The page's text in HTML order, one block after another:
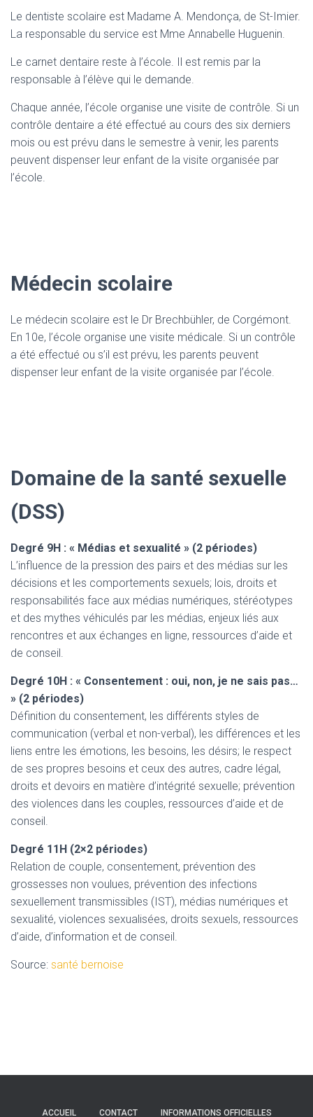
Le dentiste scolaire est Madame A. Mendonça, de St-Imier.
La responsable du service est Mme Annabelle Huguenin.
Le carnet dentaire reste à l’école. Il est remis par la
responsable à l’élève qui le demande.
Chaque année, l’école organise une visite de contrôle. Si un
contrôle dentaire a été effectué au cours des six derniers
mois ou est prévu dans le semestre à venir, les parents
peuvent dispenser leur enfant de la visite organisée par
l’école.
Médecin scolaire
Le médecin scolaire est le Dr Brechbühler, de Corgémont.
En 10e, l’école organise une visite médicale. Si un contrôle
a été effectué ou s’il est prévu, les parents peuvent
dispenser leur enfant de la visite organisée par l’école.
Domaine de la santé sexuelle
(DSS)
Degré 9H : « Médias et sexualité » (2 périodes)
L’influence de la pression des pairs et des médias sur les
décisions et les comportements sexuels; lois, droits et
responsabilités face aux médias numériques, stéréotypes
et des mythes véhiculés par les médias, enjeux liés aux
rencontres et aux échanges en ligne, ressources d’aide et
de conseil.
Degré 10H : « Consentement : oui, non, je ne sais pas…
» (2 périodes)
Définition du consentement, les différents styles de
communication (verbal et non-verbal), les différences et les
liens entre les émotions, les besoins, les désirs; le respect
de ses propres besoins et ceux des autres, cadre légal,
droits et devoirs en matière d’intégrité sexuelle; prévention
des violences dans les couples, ressources d’aide et de
conseil.
Degré 11H (2×2 périodes)
Relation de couple, consentement, prévention des
grossesses non voulues, prévention des infections
sexuellement transmissibles (IST), médias numériques et
sexualité, violences sexualisées, droits sexuels, ressources
d’aide, d’information et de conseil.
Source: santé bernoise
ACCUEIL CONTACT INFORMATIONS OFFICIELLES